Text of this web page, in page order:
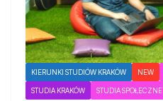
KIERUNKI STUDIÓW KRAKÓW NEW
STUDIA KRAKÓW STUDIA SPOŁECZNE